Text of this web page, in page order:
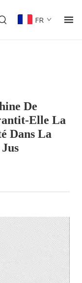
FR
De
Elle La
Dans La